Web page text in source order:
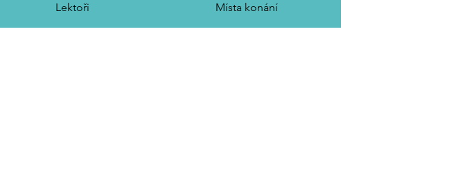
Lektoři Místa konání